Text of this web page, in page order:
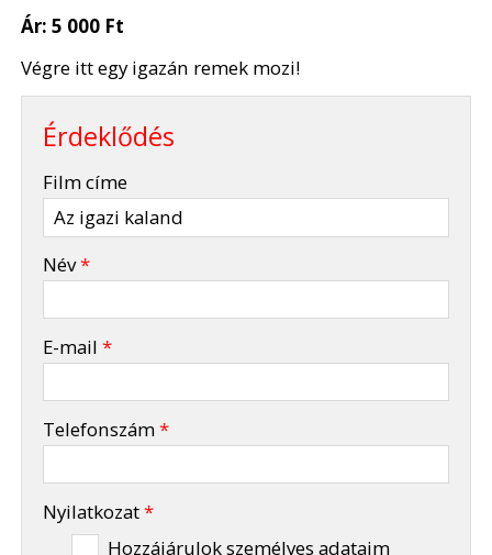
Ár:5 000 Ft
Végre itt egy igazán remek mozi!
Érdeklődés
Film címe
Név*
E-mail*
Telefonszám*
Nyilatkozat*
Hozzájárulok személyes adataim